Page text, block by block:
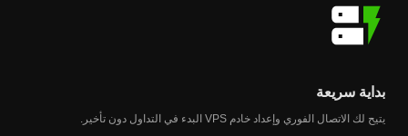
بداية سريعة
يتيح لك الاتصال الفوري وإعداد خادم VPS البدء في التداول دون تأخير.